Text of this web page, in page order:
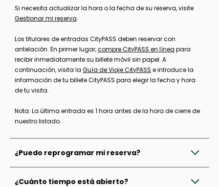
Si necesita actualizar la hora o la fecha de su reserva, visite
Gestionar mi reserva.
Los titulares de entradas CityPASS deben reservar con
antelación. En primer lugar,compre CityPASS en línea para
recibir inmediatamente su billete móvil sin papel. A
continuación, visita la Guía de Viaje CityPASS e introduce la
información de tu billete CityPASS para elegir la fecha y hora
de tu visita.
Nota: La última entrada es 1 hora antes de la hora de cierre de
nuestro listado.
¿Puedo reprogramar mi reserva?
¿Cuánto tiempo está abierto?